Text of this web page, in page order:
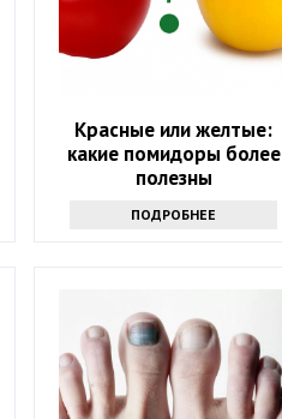
Красные или желтые:
какие помидоры более
полезны
ПОДРОБНЕЕ